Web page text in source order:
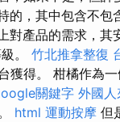
的，其中包含不包
對產品的需求，其
。 竹北推拿整復
獲得。 柑橘作為
關鍵字 外國人
html 運動按摩 但